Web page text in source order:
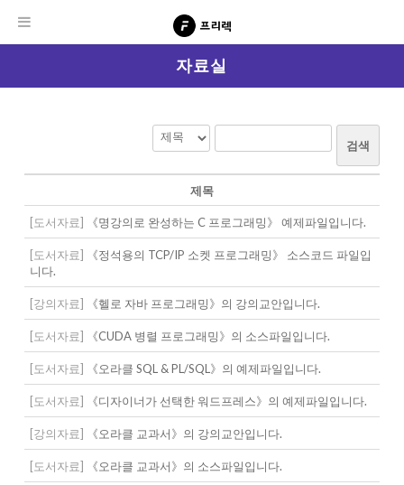
자료실
검색
제목
[도서자료] 《명강의로 완성하는 C 프로그래밍》 예제파일입니다.
[도서자료]
《정석용의 TCP/IP 소켓 프로그래밍》 소스코드 파일입
니다.
[강의자료] 《헬로 자바 프로그래밍》의 강의교안입니다.
[도서자료] 《CUDA 병렬 프로그래밍》의 소스파일입니다.
[도서자료] 《오라클 SQL & PL/SQL》의 예제파일입니다.
[도서자료] 《디자이너가 선택한 워드프레스》의 예제파일입니다.
[강의자료] 《오라클 교과서》의 강의교안입니다.
[도서자료] 《오라클 교과서》의 소스파일입니다.